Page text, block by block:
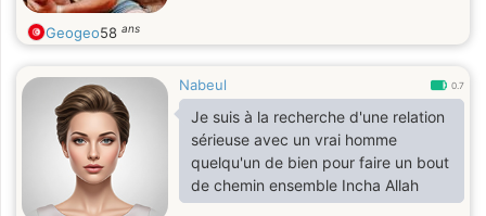
Geogeo58 ans
Nabeul 0.7
Je suis à la recherche d'une relation
sérieuse avec un vrai homme
quelqu'un de bien pour faire un bout
de chemin ensemble Incha Allah